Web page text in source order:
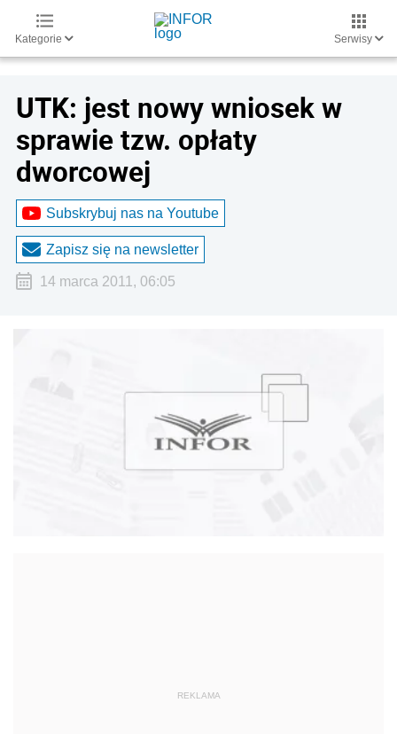
Kategorie Serwisy
UTK: jest nowy wniosek w
sprawie tzw. opłaty
dworcowej
Subskrybuj nas na Youtube
Zapisz się na newsletter
14 marca 2011, 06:05